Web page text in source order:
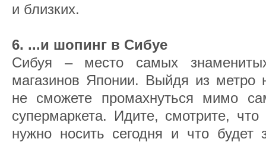
и близких.
6. ...и шопинг в Сибуе
Сибуя – место самых
магазинов Японии. Выйдя из метро
не сможете промахнуться мимо
супермаркета. Идите, смотрите,
нужно носить сегодня и что